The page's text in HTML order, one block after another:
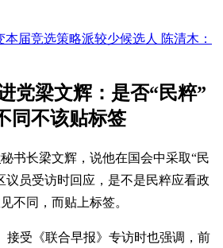
本届竞选策略派较少候选人 陈清木：
党梁文辉：是否“民粹”
同不该贴标签
秘书长梁文辉，说他在国会中采取“民
议员受访时回应，是不是民粹应看政
不同，而贴上标签。
接受《联合早报》专访时也强调，前